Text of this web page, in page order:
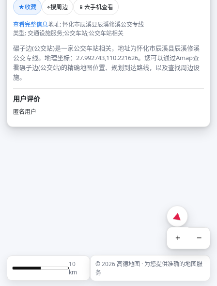
★收藏 ⌖搜周边 📱 去手机查看
查看完整信息地址: 怀化市辰溪县辰溪修溪公交专线
类型: 交通设施服务;公交车站;公交车站相关
碾子边(公交站)是一家公交车站相关，地址为怀化市辰溪县辰溪修溪
公交专线。地理坐标：27.992743,110.221626。您可以通过Amap查
看碾子边(公交站)的精确地图位置、规划到达路线，以及查找周边设
施。
用户评价
匿名用户
+ −
10
km
© 2026 高德地图 · 为您提供准确的地图服
务